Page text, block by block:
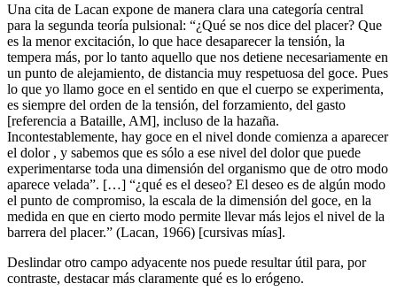
Una cita de Lacan expone de manera clara una categoría central
para la segunda teoría pulsional: “¿Qué se nos dice del placer? Que
es la menor excitación, lo que hace desaparecer la tensión, la
tempera más, por lo tanto aquello que nos detiene necesariamente en
un punto de alejamiento, de distancia muy respetuosa del goce. Pues
lo que yo llamo goce en el sentido en que el cuerpo se experimenta,
es siempre del orden de la tensión, del forzamiento, del gasto
[referencia a Bataille, AM], incluso de la hazaña.
Incontestablemente, hay goce en el nivel donde comienza a aparecer
el dolor , y sabemos que es sólo a ese nivel del dolor que puede
experimentarse toda una dimensión del organismo que de otro modo
aparece velada”. […] “¿qué es el deseo? El deseo es de algún modo
el punto de compromiso, la escala de la dimensión del goce, en la
medida en que en cierto modo permite llevar más lejos el nivel de la
barrera del placer.” (Lacan, 1966) [cursivas mías].
Deslindar otro campo adyacente nos puede resultar útil para, por
contraste, destacar más claramente qué es lo erógeno.